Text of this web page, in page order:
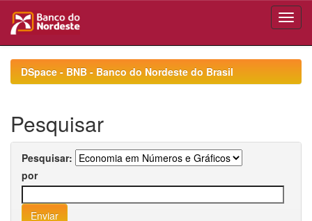
navigationDSpace - BNB - Banco do Nordeste do Brasil
Pesquisar
Pesquisar:
por